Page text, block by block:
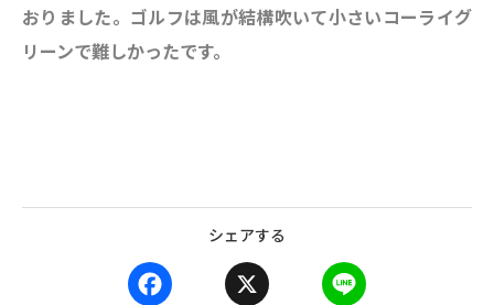
おりました。ゴルフは風が結構吹いて小さいコーライグ
リーンで難しかったです。
シェアする